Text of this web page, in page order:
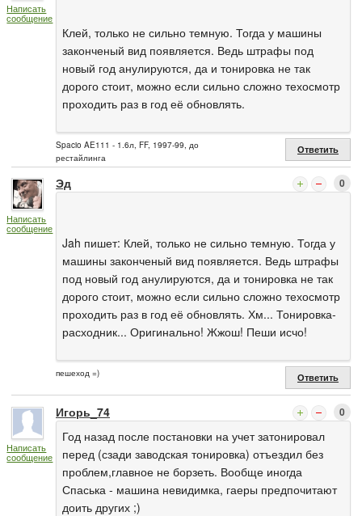
Написать
сообщение
Клей, только не сильно темную. Тогда у машины
законченый вид появляется. Ведь штрафы под
новый год анулируются, да и тонировка не так
дорого стоит, можно если сильно сложно техосмотр
проходить раз в год её обновлять.
Spacio AE111 - 1.6л, FF, 1997-99, до
рестайлинга
Ответить
Написать
сообщение
Эд 0
Jah пишет: Клей, только не сильно темную. Тогда у
машины законченый вид появляется. Ведь штрафы
под новый год анулируются, да и тонировка не так
дорого стоит, можно если сильно сложно техосмотр
проходить раз в год её обновлять. Хм... Тонировка-
расходник... Оригинально! Жжош! Пеши исчо!
пешеход =) Ответить
Написать
сообщение
Игорь_74 0
Год назад после постановки на учет затонировал
перед (сзади заводская тонировка) отъездил без
проблем,главное не борзеть. Вообще иногда
Спаська - машина невидимка, гаеры предпочитают
доить других ;)